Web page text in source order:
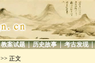
教案试题 | 历史故事 | 考古发现 |
>> 正文